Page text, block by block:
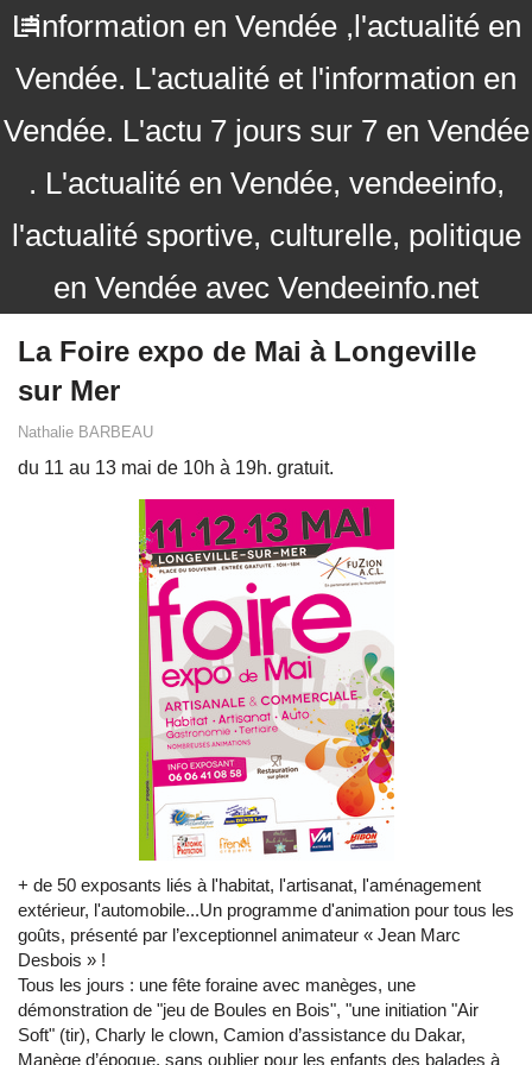
L'information en Vendée ,l'actualité en
Vendée. L'actualité et l'information en
Vendée. L'actu 7 jours sur 7 en Vendée
. L'actualité en Vendée, vendeeinfo,
l'actualité sportive, culturelle, politique
en Vendée avec Vendeeinfo.net
La Foire expo de Mai à Longeville
sur Mer
Nathalie BARBEAU
du 11 au 13 mai de 10h à 19h. gratuit.
+ de 50 exposants liés à l'habitat, l'artisanat, l'aménagement
extérieur, l'automobile...Un programme d'animation pour tous les
goûts, présenté par l’exceptionnel animateur « Jean Marc
Desbois » !
Tous les jours : une fête foraine avec manèges, une
démonstration de "jeu de Boules en Bois", "une initiation "Air
Soft" (tir), Charly le clown, Camion d’assistance du Dakar,
Manège d’époque, sans oublier pour les enfants des balades à